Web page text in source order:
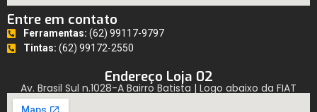
Entre em contato
Ferramentas: (62) 99117-9797
Tintas: (62) 99172-2550
Endereço Loja 02
Av. Brasil Sul n.1028-A Bairro Batista | Logo abaixo da FIAT